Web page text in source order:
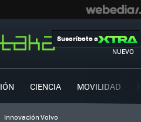
NUEVO
Suscríbete a
CIENCIA MOVILIDAD
Innovación Volvo